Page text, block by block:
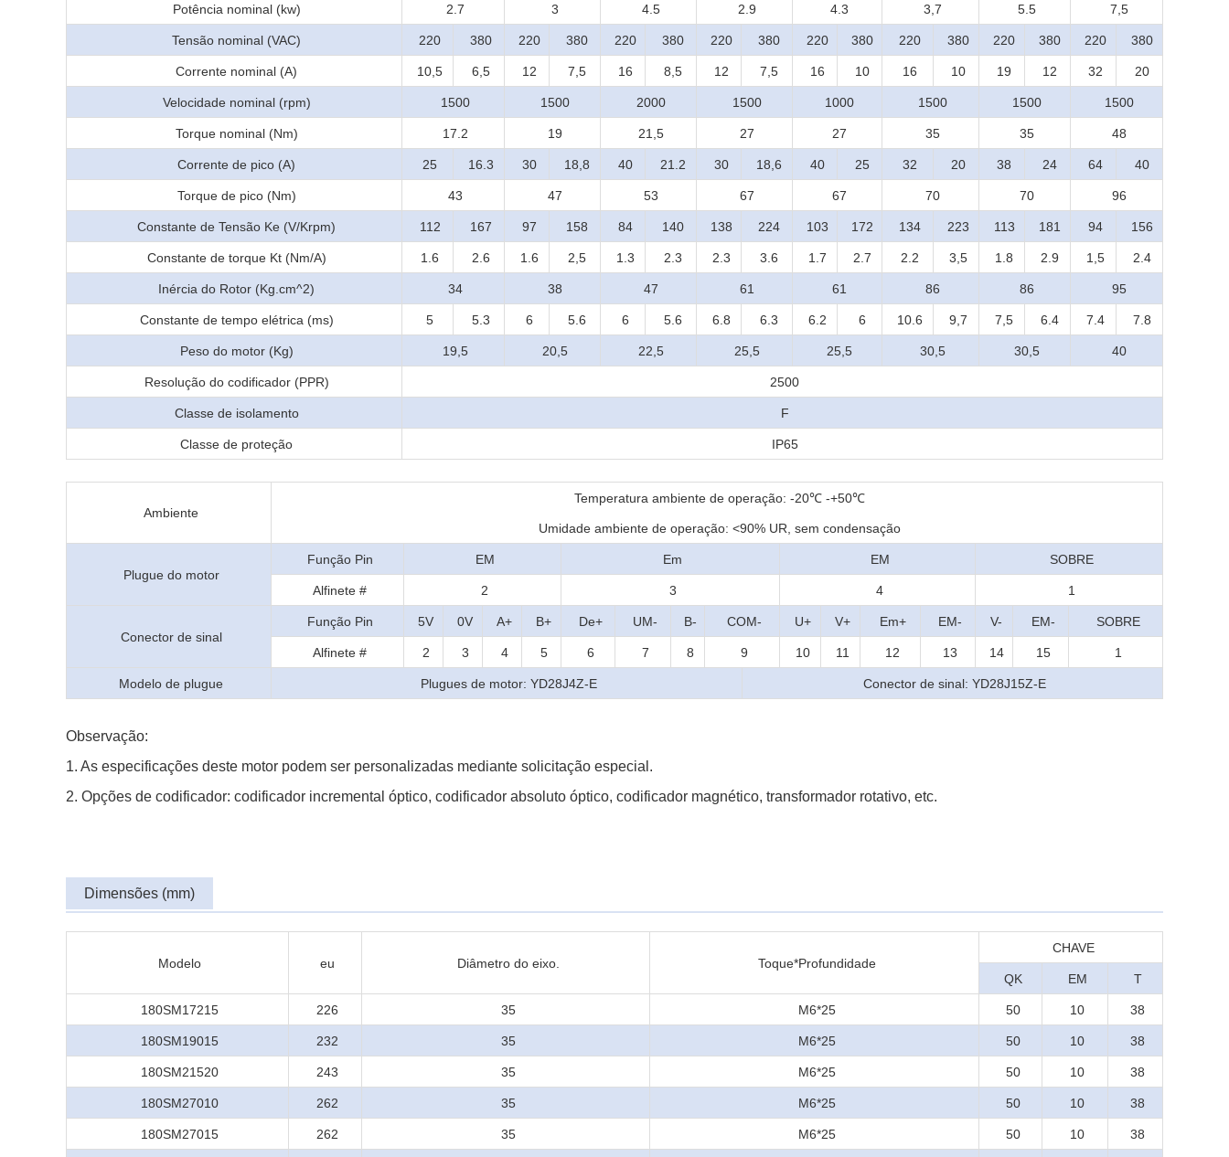
Potência nominal (kw) 2.7 3 4.5 2.9 4.3 3,7 5.5 7,5
Tensão nominal (VAC) 220 380 220 380 220 380 220 380 220 380 220 380 220 380 220 380
Corrente nominal (A) 10,5 6,5 12 7,5 16 8,5 12 7,5 16 10 16 10 19 12 32 20
Velocidade nominal (rpm) 1500 1500 2000 1500 1000 1500 1500 1500
Torque nominal (Nm) 17.2 19 21,5 27 27 35 35 48
Corrente de pico (A) 25 16.3 30 18,8 40 21.2 30 18,6 40 25 32 20 38 24 64 40
Torque de pico (Nm) 43 47 53 67 67 70 70 96
Constante de Tensão Ke (V/Krpm) 112 167 97 158 84 140 138 224 103 172 134 223 113 181 94 156
Constante de torque Kt (Nm/A) 1.6 2.6 1.6 2,5 1.3 2.3 2.3 3.6 1.7 2.7 2.2 3,5 1.8 2.9 1,5 2.4
Inércia do Rotor (Kg.cm^2) 34 38 47 61 61 86 86 95
Constante de tempo elétrica (ms) 5 5.3 6 5.6 6 5.6 6.8 6.3 6.2 6 10.6 9,7 7,5 6.4 7.4 7.8
Peso do motor (Kg) 19,5 20,5 22,5 25,5 25,5 30,5 30,5 40
Resolução do codificador (PPR) 2500
Classe de isolamento F
Classe de proteção IP65
Ambiente
Temperatura ambiente de operação: -20℃ -+50℃
Umidade ambiente de operação: <90% UR, sem condensação
Plugue do motor
Função Pin EM Em EM SOBRE
Alfinete # 2 3 4 1
Conector de sinal
Função Pin 5V 0V A+ B+ De+ UM- B- COM- U+ V+ Em+ EM- V- EM- SOBRE
Alfinete # 2 3 4 5 6 7 8 9 10 11 12 13 14 15 1
Modelo de plugue Plugues de motor: YD28J4Z-E Conector de sinal: YD28J15Z-E
Observação:
1. As especificações deste motor podem ser personalizadas mediante solicitação especial.
2. Opções de codificador: codificador incremental óptico, codificador absoluto óptico, codificador magnético, transformador rotativo, etc.
Dimensões (mm)
Modelo eu Diâmetro do eixo. Toque*Profundidade
CHAVE
QK EM T
180SM17215 226 35 M6*25 50 10 38
180SM19015 232 35 M6*25 50 10 38
180SM21520 243 35 M6*25 50 10 38
180SM27010 262 35 M6*25 50 10 38
180SM27015 262 35 M6*25 50 10 38